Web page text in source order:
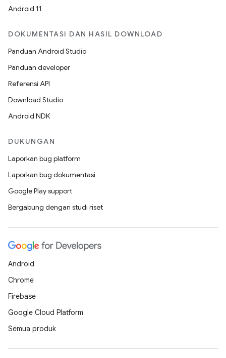
Android 11
DOKUMENTASI DAN HASIL DOWNLOAD
Panduan Android Studio
Panduan developer
Referensi API
Download Studio
Android NDK
DUKUNGAN
Laporkan bug platform
Laporkan bug dokumentasi
Google Play support
Bergabung dengan studi riset
Android
Chrome
Firebase
Google Cloud Platform
Semua produk